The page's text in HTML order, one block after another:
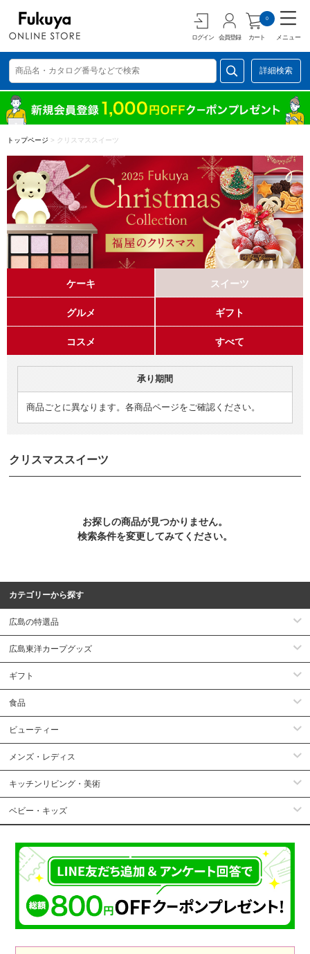
ログイン 会員登録 カート
0
メニュー
詳細検索
トップページ > クリスマススイーツ
ケーキ スイーツ
グルメ ギフト
コスメ すべて
承り期間
商品ごとに異なります。各商品ページをご確認ください。
クリスマススイーツ
お探しの商品が見つかりません。
検索条件を変更してみてください。
カテゴリーから探す
広島の特選品
広島東洋カープグッズ
ギフト
食品
ビューティー
メンズ・レディス
キッチンリビング・美術
ベビー・キッズ